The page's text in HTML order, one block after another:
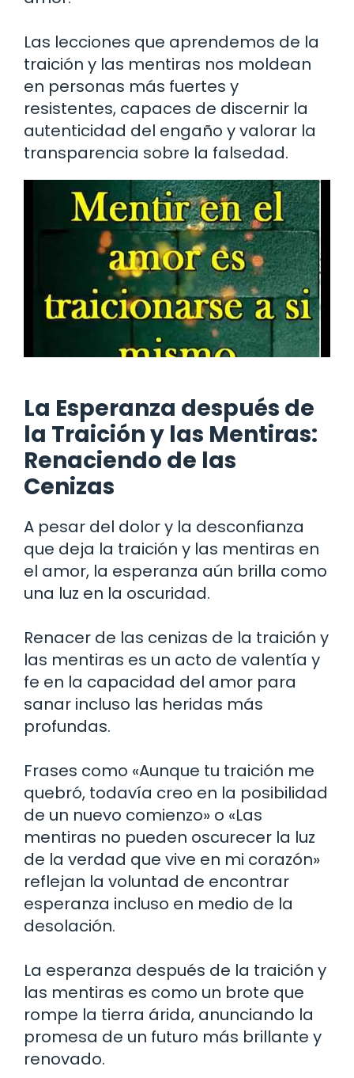
Las lecciones que aprendemos de la
traición y las mentiras nos moldean
en personas más fuertes y
resistentes, capaces de discernir la
autenticidad del engaño y valorar la
transparencia sobre la falsedad.
La Esperanza después de
la Traición y las Mentiras:
Renaciendo de las
Cenizas
A pesar del dolor y la desconfianza
que deja la traición y las mentiras en
el amor, la esperanza aún brilla como
una luz en la oscuridad.
Renacer de las cenizas de la traición y
las mentiras es un acto de valentía y
fe en la capacidad del amor para
sanar incluso las heridas más
profundas.
Frases como «Aunque tu traición me
quebró, todavía creo en la posibilidad
de un nuevo comienzo» o «Las
mentiras no pueden oscurecer la luz
de la verdad que vive en mi corazón»
reflejan la voluntad de encontrar
esperanza incluso en medio de la
desolación.
La esperanza después de la traición y
las mentiras es como un brote que
rompe la tierra árida, anunciando la
promesa de un futuro más brillante y
renovado.